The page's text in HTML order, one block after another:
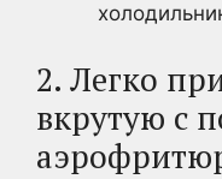
2. Легко
вкрутую с